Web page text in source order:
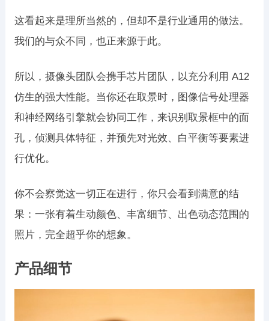
这看起来是理所当然的，但却不是行业通用的做法。
我们的与众不同，也正来源于此。
所以，摄像头团队会携手芯片团队，以充分利用 A12
仿生的强大性能。当你还在取景时，图像信号处理器
和神经网络引擎就会协同工作，来识别取景框中的面
孔，侦测具体特征，并预先对光效、白平衡等要素进
行优化。
你不会察觉这一切正在进行，你只会看到满意的结
果：一张有着生动颜色、丰富细节、出色动态范围的
照片，完全超乎你的想象。
产品细节